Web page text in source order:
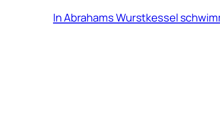
In Abrahams Wurstkessel